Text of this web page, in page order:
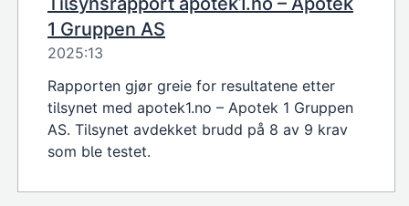
1 Gruppen AS
2025:13
Rapporten gjør greie for resultatene etter
tilsynet med apotek1.no – Apotek 1 Gruppen
AS. Tilsynet avdekket brudd på 8 av 9 krav
som ble testet.